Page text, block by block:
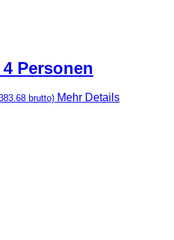
Personen
brutto) Mehr Details